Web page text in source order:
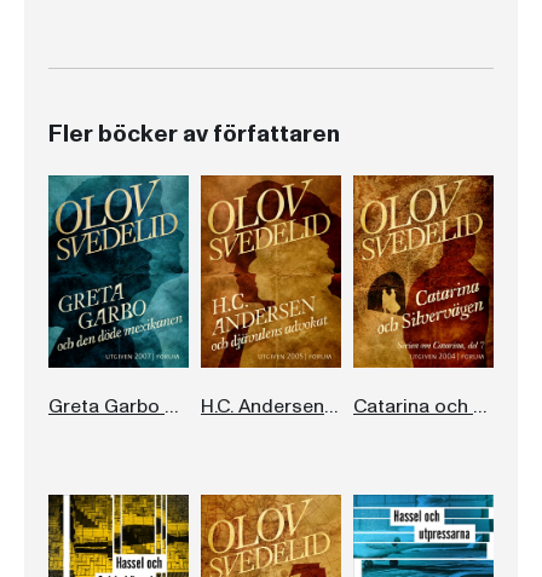
Fler böcker av författaren
Greta Garbo och den döde mexikanen H.C. Andersen och djävulens advokat Catarina och Silvervägen